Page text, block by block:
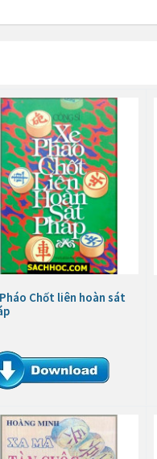
Chốt liên hoàn sát